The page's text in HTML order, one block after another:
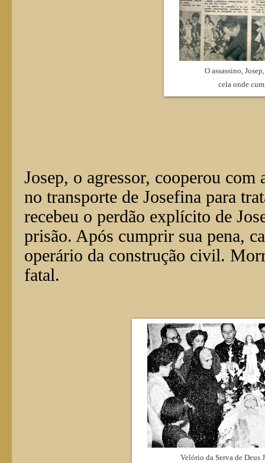
O assassino,
cela onde
Josep, o agressor, cooperou
no transporte de Josefina para
recebeu o perdão explícito de
prisão. Após cumprir sua pena,
operário da construção civil.
fatal.
Velório da Serva de Deus